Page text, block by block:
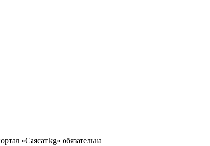
«Саясат.kg» обязательна